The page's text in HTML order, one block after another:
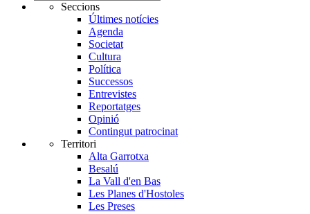
Seccions
Últimes notícies
Agenda
Societat
Cultura
Política
Successos
Entrevistes
Reportatges
Opinió
Contingut patrocinat
Territori
Alta Garrotxa
Besalú
La Vall d'en Bas
Les Planes d'Hostoles
Les Preses